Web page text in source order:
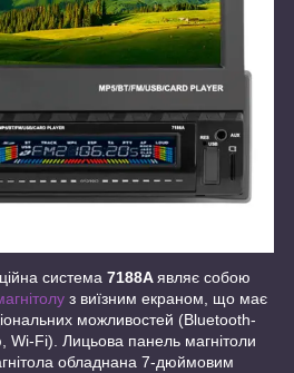
система 7188Aявляє собою
з виїзним екраном, що має
можливостей (Bluetooth-
Wi-Fi). Лицьова панель магнітоли
обладнана 7-дюймовим